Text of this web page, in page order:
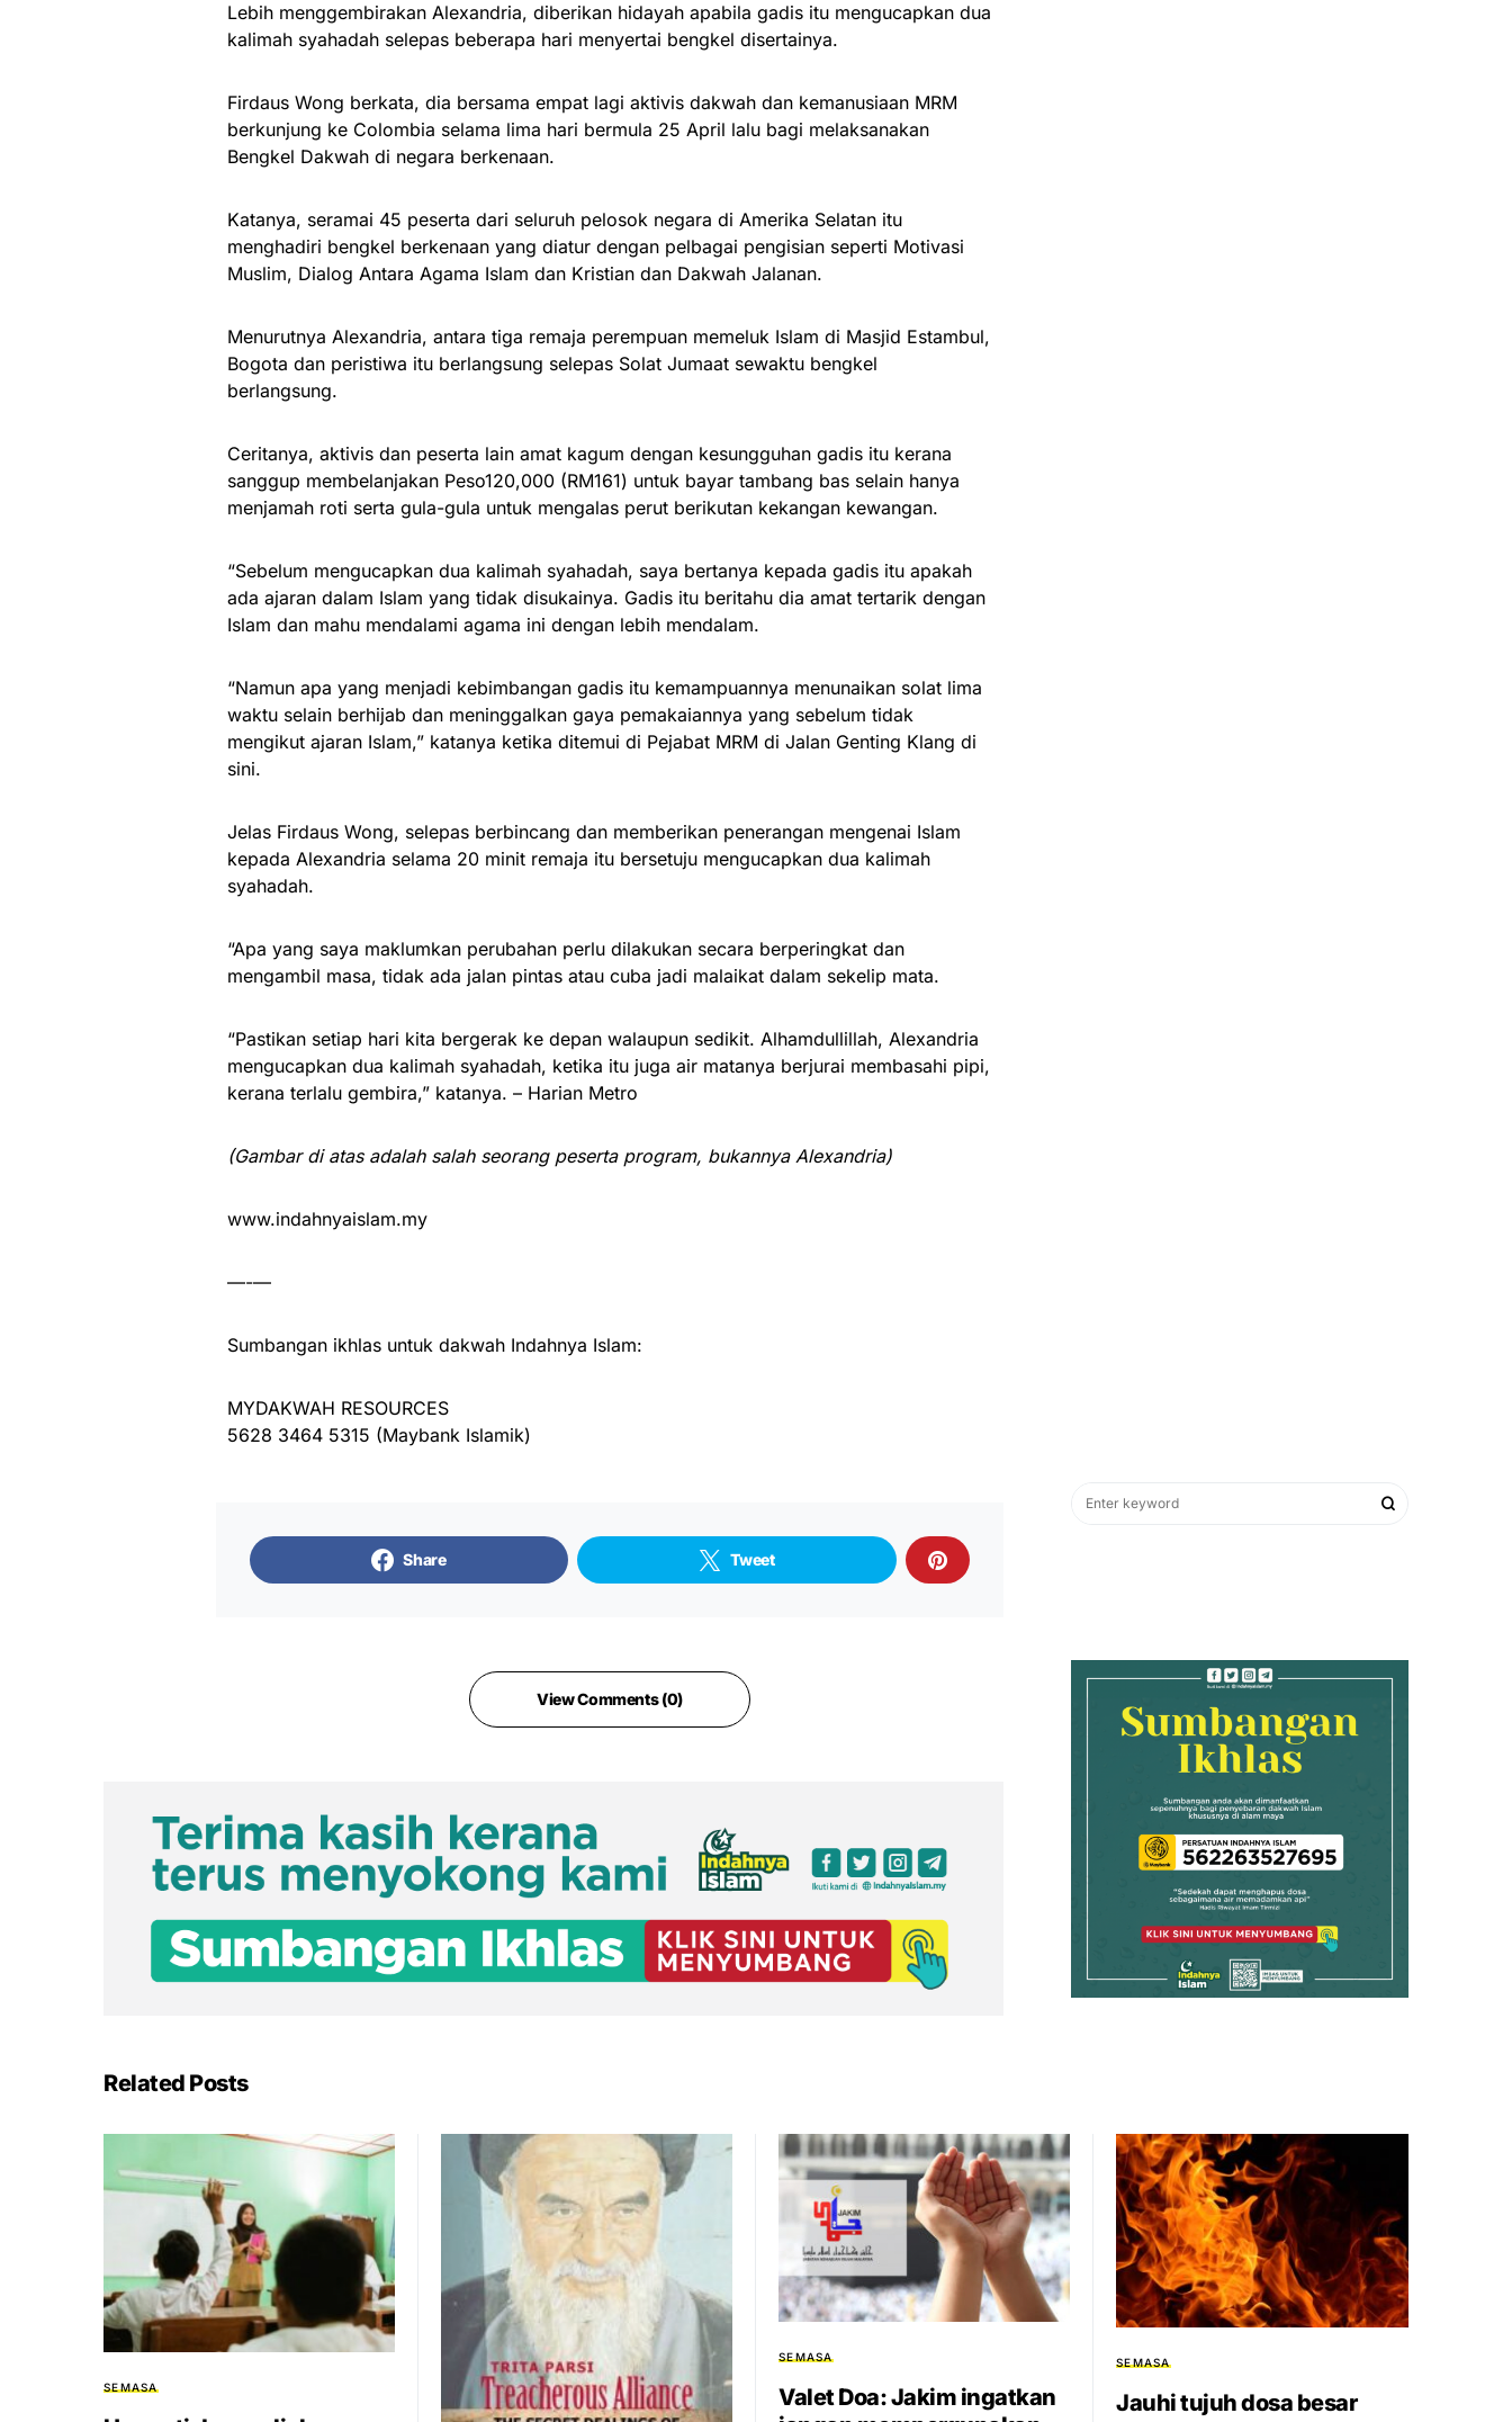
Lebih menggembirakan Alexandria, diberikan hidayah apabila gadis itu mengucapkan dua
kalimah syahadah selepas beberapa hari menyertai bengkel disertainya.
Firdaus Wong berkata, dia bersama empat lagi aktivis dakwah dan kemanusiaan MRM
berkunjung ke Colombia selama lima hari bermula 25 April lalu bagi melaksanakan
Bengkel Dakwah di negara berkenaan.
Katanya, seramai 45 peserta dari seluruh pelosok negara di Amerika Selatan itu
menghadiri bengkel berkenaan yang diatur dengan pelbagai pengisian seperti Motivasi
Muslim, Dialog Antara Agama Islam dan Kristian dan Dakwah Jalanan.
Menurutnya Alexandria, antara tiga remaja perempuan memeluk Islam di Masjid Estambul,
Bogota dan peristiwa itu berlangsung selepas Solat Jumaat sewaktu bengkel
berlangsung.
Ceritanya, aktivis dan peserta lain amat kagum dengan kesungguhan gadis itu kerana
sanggup membelanjakan Peso120,000 (RM161) untuk bayar tambang bas selain hanya
menjamah roti serta gula-gula untuk mengalas perut berikutan kekangan kewangan.
“Sebelum mengucapkan dua kalimah syahadah, saya bertanya kepada gadis itu apakah
ada ajaran dalam Islam yang tidak disukainya. Gadis itu beritahu dia amat tertarik dengan
Islam dan mahu mendalami agama ini dengan lebih mendalam.
“Namun apa yang menjadi kebimbangan gadis itu kemampuannya menunaikan solat lima
waktu selain berhijab dan meninggalkan gaya pemakaiannya yang sebelum tidak
mengikut ajaran Islam,” katanya ketika ditemui di Pejabat MRM di Jalan Genting Klang di
sini.
Jelas Firdaus Wong, selepas berbincang dan memberikan penerangan mengenai Islam
kepada Alexandria selama 20 minit remaja itu bersetuju mengucapkan dua kalimah
syahadah.
“Apa yang saya maklumkan perubahan perlu dilakukan secara berperingkat dan
mengambil masa, tidak ada jalan pintas atau cuba jadi malaikat dalam sekelip mata.
“Pastikan setiap hari kita bergerak ke depan walaupun sedikit. Alhamdullillah, Alexandria
mengucapkan dua kalimah syahadah, ketika itu juga air matanya berjurai membasahi pipi,
kerana terlalu gembira,” katanya. – Harian Metro
(Gambar di atas adalah salah seorang peserta program, bukannya Alexandria)
www.indahnyaislam.my
—-—
Sumbangan ikhlas untuk dakwah Indahnya Islam:
MYDAKWAH RESOURCES
5628 3464 5315 (Maybank Islamik)
Share Tweet
View Comments (0)
Related Posts
SEMASA
SEMASA
Valet Doa: Jakim ingatkan
SEMASA
Jauhi tujuh dosa besar